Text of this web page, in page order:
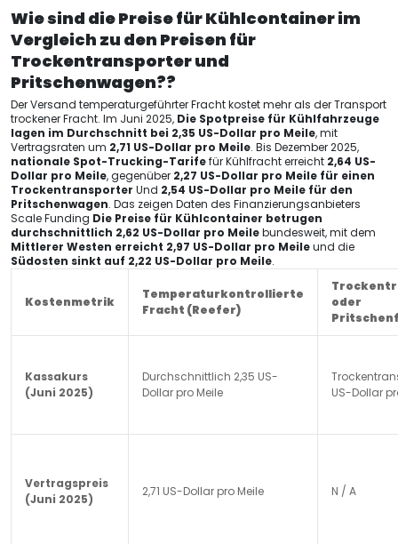
Wie sind die Preise für Kühlcontainer im
Vergleich zu den Preisen für
Trockentransporter und
Pritschenwagen??
Der Versand temperaturgeführter Fracht kostet mehr als der Transport
trockener Fracht. Im Juni 2025, Die Spotpreise für Kühlfahrzeuge
lagen im Durchschnitt bei 2,35 US-Dollar pro Meile, mit
Vertragsraten um 2,71 US-Dollar pro Meile. Bis Dezember 2025,
nationale Spot-Trucking-Tarifefür Kühlfracht erreicht 2,64 US-
Dollar pro Meile, gegenüber 2,27 US-Dollar pro Meile für einen
Trockentransporter Und 2,54 US-Dollar pro Meile für den
Pritschenwagen. Das zeigen Daten des Finanzierungsanbieters
Scale Funding Die Preise für Kühlcontainer betrugen
durchschnittlich 2,62 US-Dollar pro Meilebundesweit, mit dem
Mittlerer Westen erreicht 2,97 US-Dollar pro Meileund die
Südosten sinkt auf 2,22 US-Dollar pro Meile.
Kostenmetrik
Temperaturkontrollierte
Fracht (Reefer)
oder
Kassakurs
(Juni 2025)
Durchschnittlich 2,35 US-
Dollar pro Meile
US-Dollar
Vertragspreis
(Juni 2025)
2,71 US-Dollar pro Meile N / A